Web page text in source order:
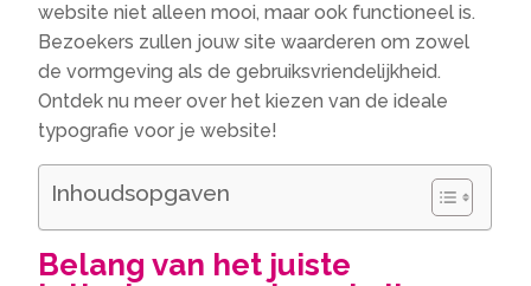
website niet alleen mooi, maar ook functioneel is.​
Bezoekers zullen jouw site waarderen om zowel
de vormgeving als de gebruiksvriendelijkheid.​
Ontdek nu meer over het kiezen van de ideale
typografie voor je website!
Inhoudsopgaven
Belang van het juiste